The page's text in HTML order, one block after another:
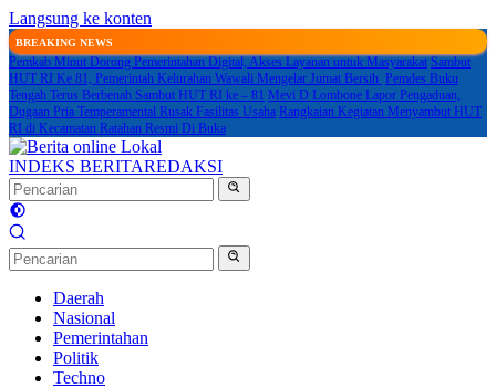
Langsung ke konten
BREAKING NEWS
Pemkab Minut Dorong Pemerintahan Digital, Akses Layanan untuk Masyarakat Sambut
HUT RI Ke 81, Pemerintah Kelurahan Wawali Mengelar Jumat Bersih
Pemdes Buku
Tengah Terus Berbenah Sambut HUT RI ke – 81 Mevi D Lombone Lapor Pengaduan,
Dugaan Pria Temperamental Rusak Fasilitas Usaha Rangkaian Kegiatan Menyambut HUT
RI di Kecamatan Ratahan Resmi Di Buka
INDEKS BERITAREDAKSI
Daerah
Nasional
Pemerintahan
Politik
Techno